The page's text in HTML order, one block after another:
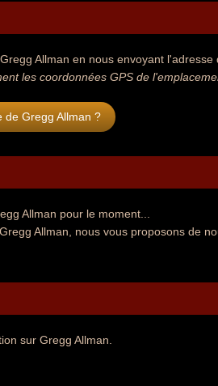
Allman en nous envoyant
les coordonnées GPS de
de Gregg Allman ?
Allman pour le moment...
Allman, nous vous proposons de
sur Gregg Allman.